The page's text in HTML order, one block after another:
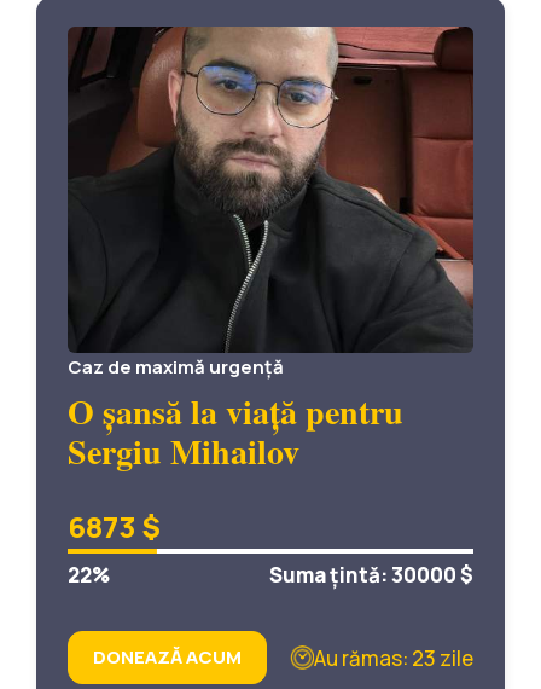
Caz de maximă urgență
O șansă la viață pentru
Sergiu Mihailov
6873 $
22% Suma țintă: 30000 $
DONEAZĂ ACUM Au rămas: 23 zile